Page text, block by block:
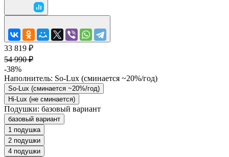
33 819 ₽
54 990 ₽
-38%
Наполнитель: So-Lux (cминается ~20%/год)
So-Lux (cминается ~20%/год)
Hi-Lux (не сминается)
Подушки: базовый вариант
базовый вариант
1 подушка
2 подушки
4 подушки